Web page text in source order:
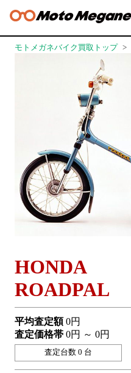
モトメガネバイク買取トップ
HONDA
ROADPAL
平均査定額0円
査定価格帯 0円 ～ 0円
査定台数 0 台